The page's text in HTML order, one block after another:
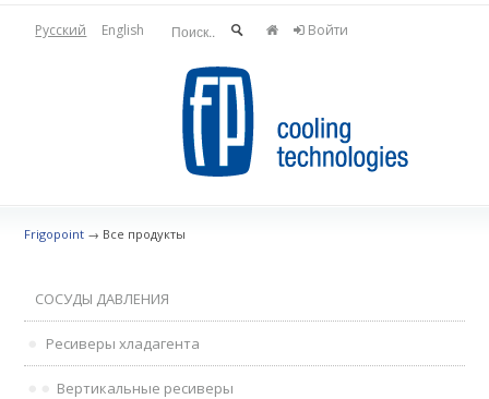
Русский English Войти
Frigopoint → Все продукты
СОСУДЫ ДАВЛЕНИЯ
Ресиверы хладагента
Вертикальные ресиверы